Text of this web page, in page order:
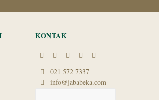
KONTAK
021 572 7337
info@jababeka.com